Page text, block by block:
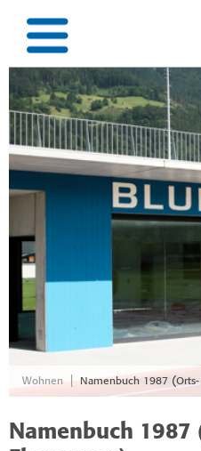
Wohnen Namenbuch 1987
Namenbuch 1987